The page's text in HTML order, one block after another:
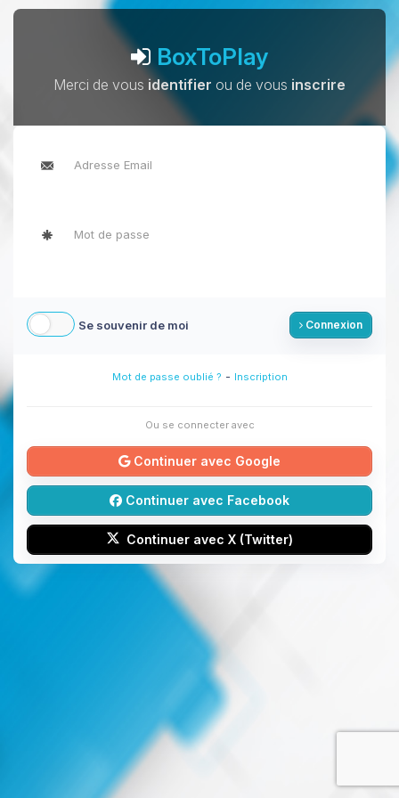
BoxToPlay
Merci de vous identifier ou de vous inscrire
Se souvenir de moi Connexion
Mot de passe oublié ? - Inscription
Ou se connecter avec
Continuer avec Google
Continuer avec Facebook
Continuer avec X (Twitter)